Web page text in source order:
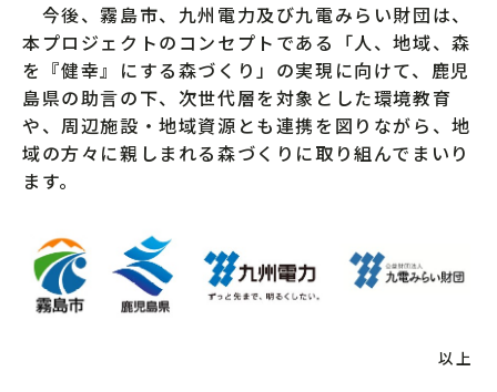
今後、霧島市、九州電力及び九電みらい財団は、
本プロジェクトのコンセプトである「人、地域、森
を『健幸』にする森づくり」の実現に向けて、鹿児
島県の助言の下、次世代層を対象とした環境教育
や、周辺施設・地域資源とも連携を図りながら、地
域の方々に親しまれる森づくりに取り組んでまいり
ます。
以上